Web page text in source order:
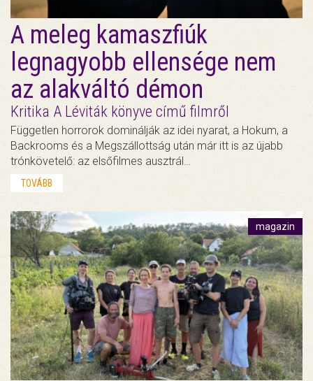
A meleg kamaszfiúk
legnagyobb ellensége nem
az alakváltó démon
Kritika A Léviták könyve című filmről
Független horrorok dominálják az idei nyarat, a Hokum, a
Backrooms és a Megszállottság után már itt is az újabb
trónkövetelő: az elsőfilmes ausztrál…
TOVÁBB
magazin